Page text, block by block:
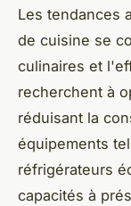
Les tendances
de cuisine se
culinaires et
recherchent à
réduisant la
équipements
réfrigérateurs
capacités à